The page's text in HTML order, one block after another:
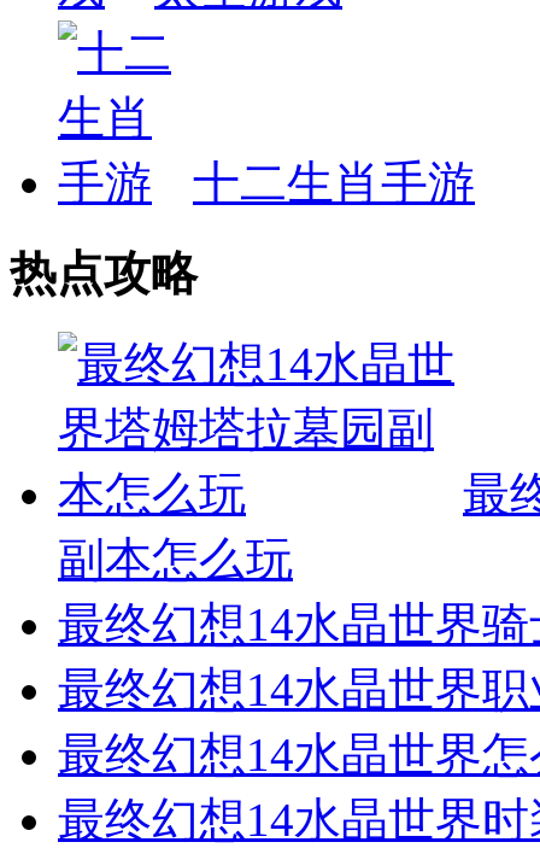
十二生肖手游
热点攻略
最
副本怎么玩
最终幻想14水晶世界
最终幻想14水晶世界
最终幻想14水晶世界
最终幻想14水晶世界